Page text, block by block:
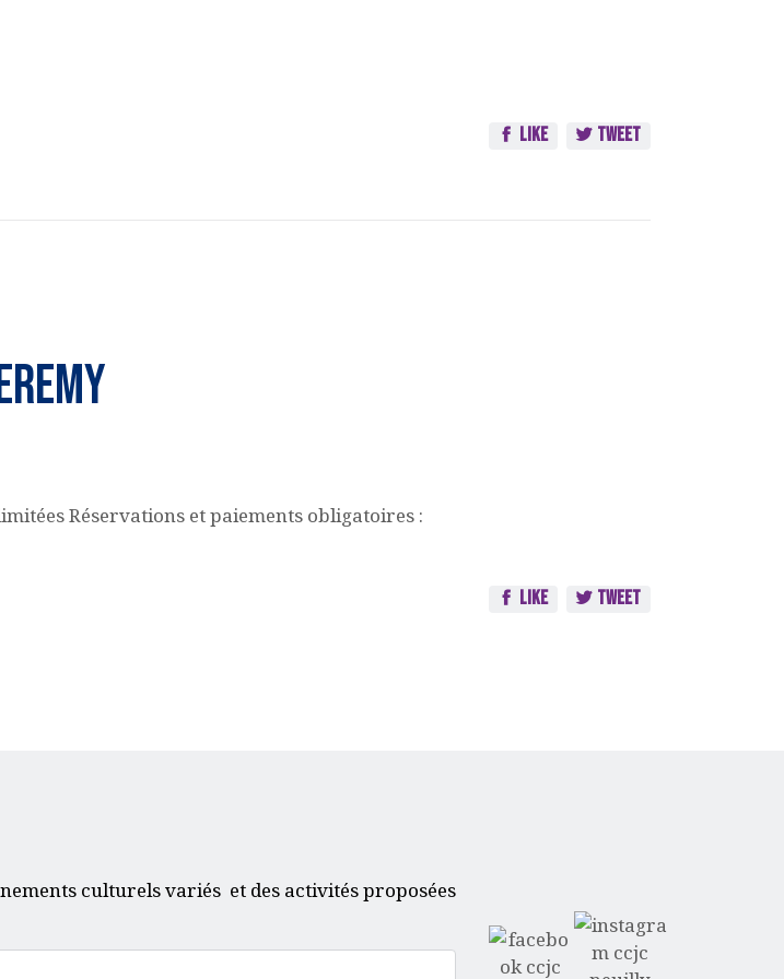
Like Tweet
Réservations et paiements obligatoires :
Like Tweet
culturels variés et des activités proposées